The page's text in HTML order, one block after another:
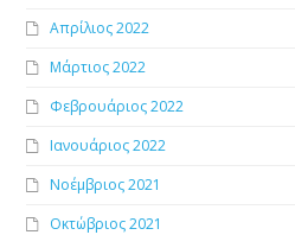
Απρίλιος 2022
Μάρτιος 2022
Φεβρουάριος 2022
Ιανουάριος 2022
Νοέμβριος 2021
Οκτώβριος 2021